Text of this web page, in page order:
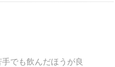
でも飲んだほうが良